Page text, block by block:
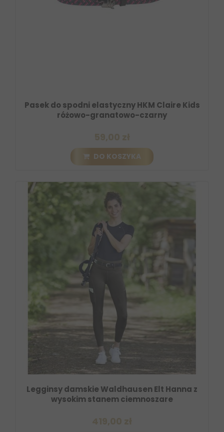
Pasek do spodni elastyczny HKM Claire Kids
różowo-granatowo-czarny
DO KOSZYKA
Legginsy damskie Waldhausen Elt Hanna z
wysokim stanem ciemnoszare